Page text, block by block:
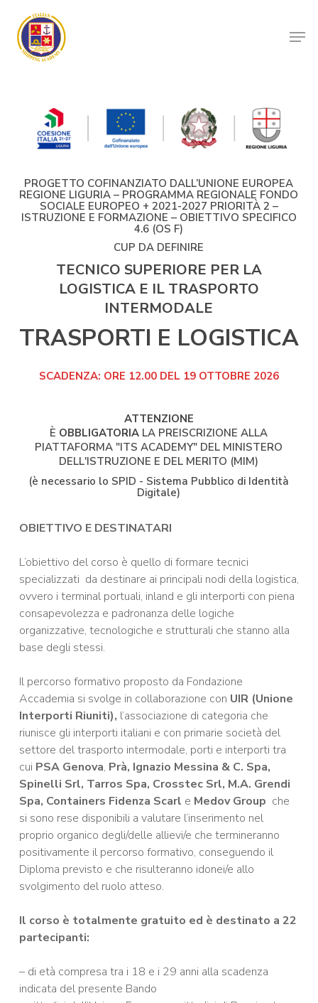
main
content
PROGETTO COFINANZIATO DALL’UNIONE EUROPEA
REGIONE LIGURIA – PROGRAMMA REGIONALE FONDO
SOCIALE EUROPEO + 2021-2027 PRIORITÀ 2 –
ISTRUZIONE E FORMAZIONE – OBIETTIVO SPECIFICO
4.6 (OS F)
CUP DA DEFINIRE
TECNICO SUPERIORE PER LA
LOGISTICA E IL TRASPORTO
INTERMODALE
TRASPORTI E LOGISTICA
SCADENZA: ORE 12.00 DEL 19 OTTOBRE 2026
ATTENZIONE
È OBBLIGATORIA LA PREISCRIZIONE ALLA
PIATTAFORMA "ITS ACADEMY" DEL MINISTERO
DELL'ISTRUZIONE E DEL MERITO (MIM)
(è necessario lo SPID - Sistema Pubblico di Identità
Digitale)
OBIETTIVO E DESTINATARI
L’obiettivo del corso è quello di formare tecnici
specializzati da destinare ai principali nodi della logistica,
ovvero i terminal portuali, inland e gli interporti con piena
consapevolezza e padronanza delle logiche
organizzative, tecnologiche e strutturali che stanno alla
base degli stessi.
Il percorso formativo proposto da Fondazione
Accademia si svolge in collaborazione con UIR (Unione
Interporti Riuniti), l’associazione di categoria che
riunisce gli interporti italiani e con primarie società del
settore del trasporto intermodale, porti e interporti tra
cui PSA Genova, Prà, Ignazio Messina & C. Spa,
Spinelli Srl, Tarros Spa, Crosstec Srl, M.A. Grendi
Spa, Containers Fidenza Scarl e Medov Group che
si sono rese disponibili a valutare l’inserimento nel
proprio organico degli/delle allievi/e che termineranno
positivamente il percorso formativo, conseguendo il
Diploma previsto e che risulteranno idonei/e allo
svolgimento del ruolo atteso.
Il corso è totalmente gratuito ed è destinato a 22
partecipanti:
– di età compresa tra i 18 e i 29 anni alla scadenza
indicata del presente Bando
Close